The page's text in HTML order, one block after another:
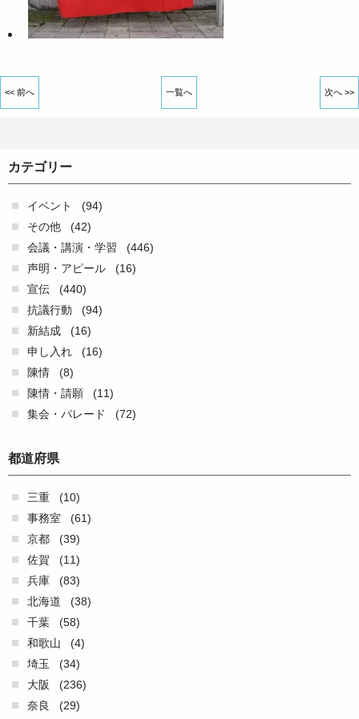
<< 前へ 一覧へ 次へ >>
カテゴリー
イベント
(94)
その他
(42)
会議・講演・学習
(446)
声明・アピール
(16)
宣伝
(440)
抗議行動
(94)
新結成
(16)
申し入れ
(16)
陳情
(8)
陳情・請願
(11)
集会・パレード
(72)
都道府県
三重
(10)
事務室
(61)
京都
(39)
佐賀
(11)
兵庫
(83)
北海道
(38)
千葉
(58)
和歌山
(4)
埼玉
(34)
大阪
(236)
奈良
(29)